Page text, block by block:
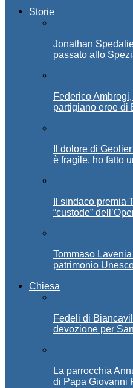
Storie
Jonathan
passato allo
Federico
partigiano eroe di
Il dolore di
è fragile, ho fatto
Il sindaco premia
“custode”
Tommaso
patrimonio
Chiesa
Fedeli di
devozione per
La parrocchia
di Papa Giovanni